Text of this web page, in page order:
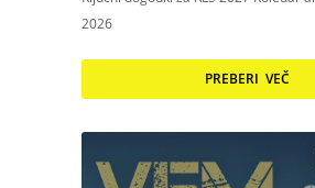
2026
PREBERI VEČ